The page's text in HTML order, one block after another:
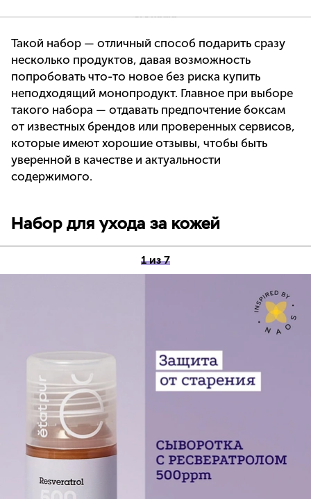
Такой набор — отличный способ подарить сразу
несколько продуктов, давая возможность
попробовать что-то новое без риска купить
неподходящий монопродукт. Главное при выборе
такого набора — отдавать предпочтение боксам
от известных брендов или проверенных сервисов,
которые имеют хорошие отзывы, чтобы быть
уверенной в качестве и актуальности
содержимого.
Набор для ухода за кожей
1 из 7